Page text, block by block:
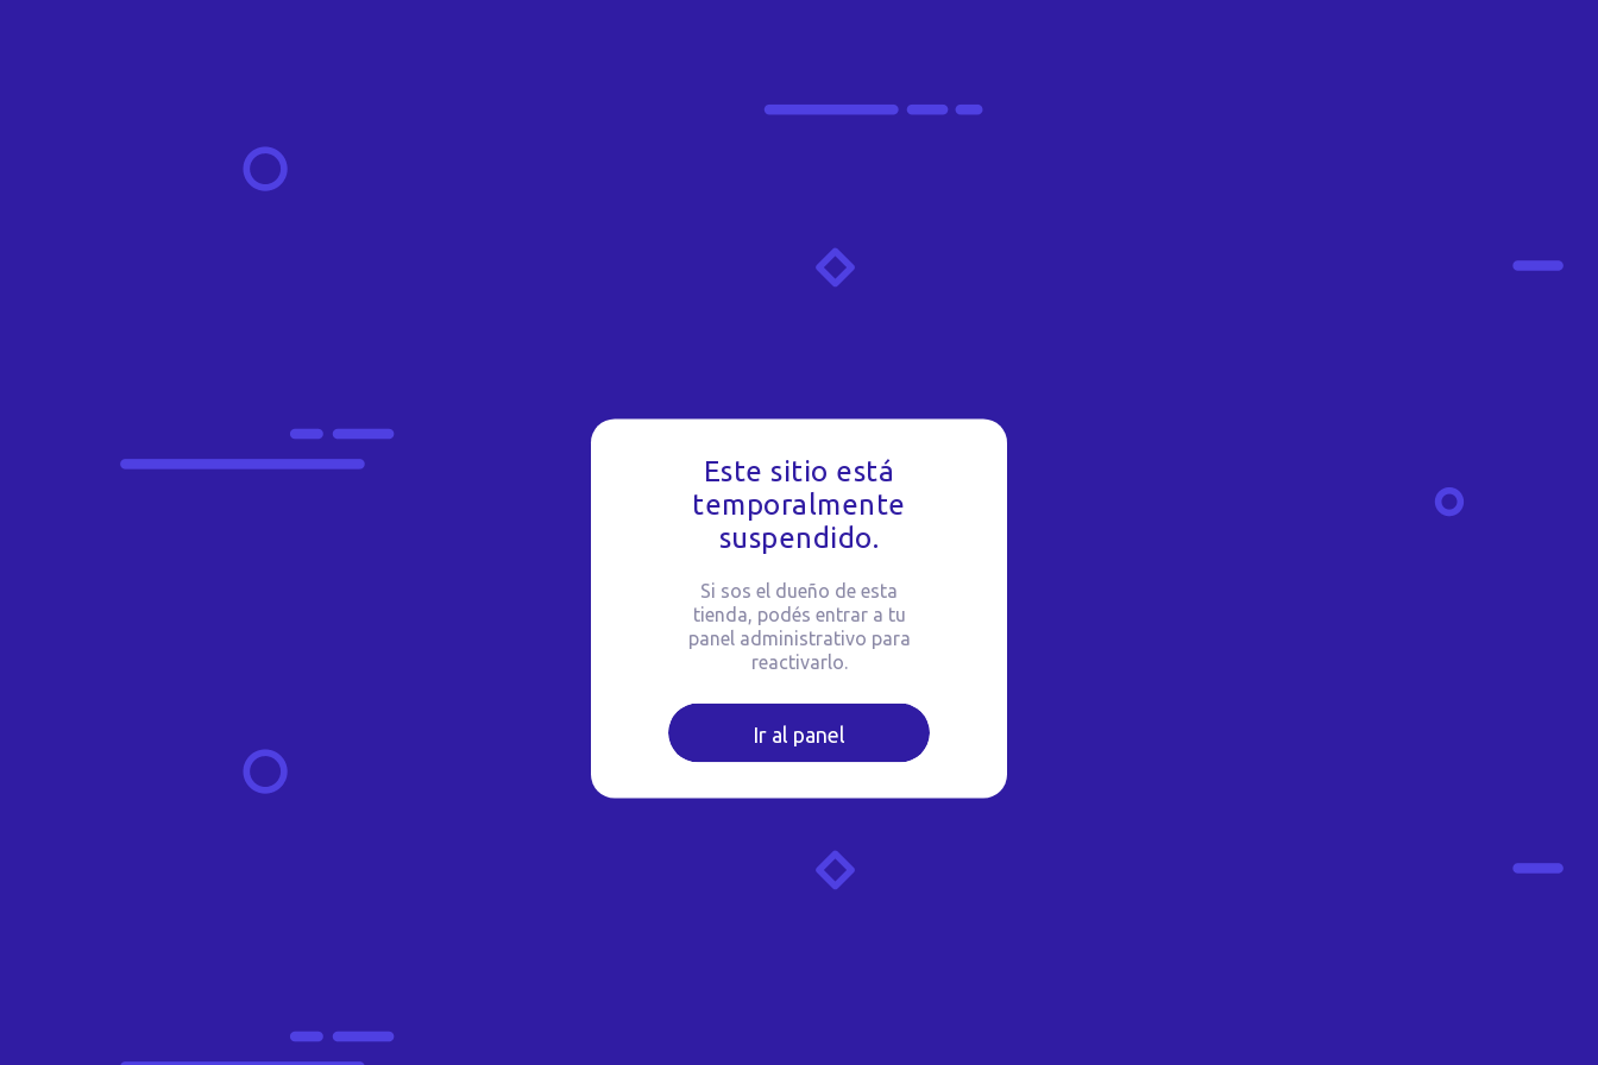
Este sitio está
temporalmente
suspendido.
Si sos el dueño de esta
tienda, podés entrar a tu
panel administrativo para
reactivarlo.
Ir al panel